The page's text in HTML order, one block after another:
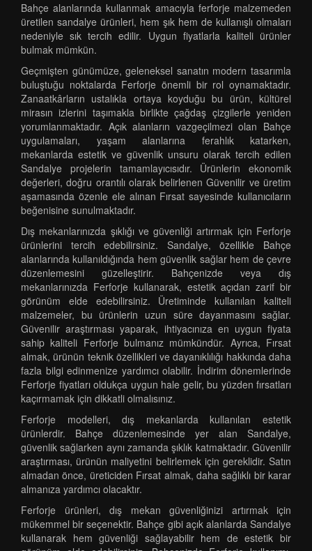
Bahçe alanlarında kullanmak amacıyla ferforje malzemeden
üretilen sandalye ürünleri, hem şık hem de kullanışlı olmaları
nedeniyle sık tercih edilir. Uygun fiyatlarla kaliteli ürünler
bulmak mümkün.
Geçmişten günümüze, geleneksel sanatın modern tasarımla
buluştuğu noktalarda Ferforje önemli bir rol oynamaktadır.
Zanaatkârların ustalıkla ortaya koyduğu bu ürün, kültürel
mirasın izlerini taşımakla birlikte çağdaş çizgilerle yeniden
yorumlanmaktadır. Açık alanların vazgeçilmezi olan Bahçe
uygulamaları, yaşam alanlarına ferahlık katarken,
mekanlarda estetik ve güvenlik unsuru olarak tercih edilen
Sandalye projelerin tamamlayıcısıdır. Ürünlerin ekonomik
değerleri, doğru orantılı olarak belirlenen Güvenilir ve üretim
aşamasında özenle ele alınan Fırsat sayesinde kullanıcıların
beğenisine sunulmaktadır.
Dış mekanlarınızda şıklığı ve güvenliği artırmak için Ferforje
ürünlerini tercih edebilirsiniz. Sandalye, özellikle Bahçe
alanlarında kullanıldığında hem güvenlik sağlar hem de çevre
düzenlemesini güzelleştirir. Bahçenizde veya dış
mekanlarınızda Ferforje kullanarak, estetik açıdan zarif bir
görünüm elde edebilirsiniz. Üretiminde kullanılan kaliteli
malzemeler, bu ürünlerin uzun süre dayanmasını sağlar.
Güvenilir araştırması yaparak, ihtiyacınıza en uygun fiyata
sahip kaliteli Ferforje bulmanız mümkündür. Ayrıca, Fırsat
almak, ürünün teknik özellikleri ve dayanıklılığı hakkında daha
fazla bilgi edinmenize yardımcı olabilir. İndirim dönemlerinde
Ferforje fiyatları oldukça uygun hale gelir, bu yüzden fırsatları
kaçırmamak için dikkatli olmalısınız.
Ferforje modelleri, dış mekanlarda kullanılan estetik
ürünlerdir. Bahçe düzenlemesinde yer alan Sandalye,
güvenlik sağlarken aynı zamanda şıklık katmaktadır. Güvenilir
araştırması, ürünün maliyetini belirlemek için gereklidir. Satın
almadan önce, üreticiden Fırsat almak, daha sağlıklı bir karar
almanıza yardımcı olacaktır.
Ferforje ürünleri, dış mekan güvenliğinizi artırmak için
mükemmel bir seçenektir. Bahçe gibi açık alanlarda Sandalye
kullanarak hem güvenliği sağlayabilir hem de estetik bir